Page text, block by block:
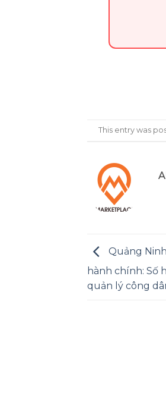
This entry was
Quảng
hành chính: Số
quản lý công